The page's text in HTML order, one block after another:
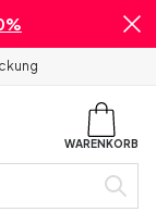
WARENKORB